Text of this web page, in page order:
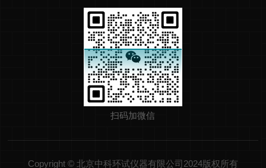
扫码加微信
Copyright © 北京中科环试仪器有限公司2024版权所有